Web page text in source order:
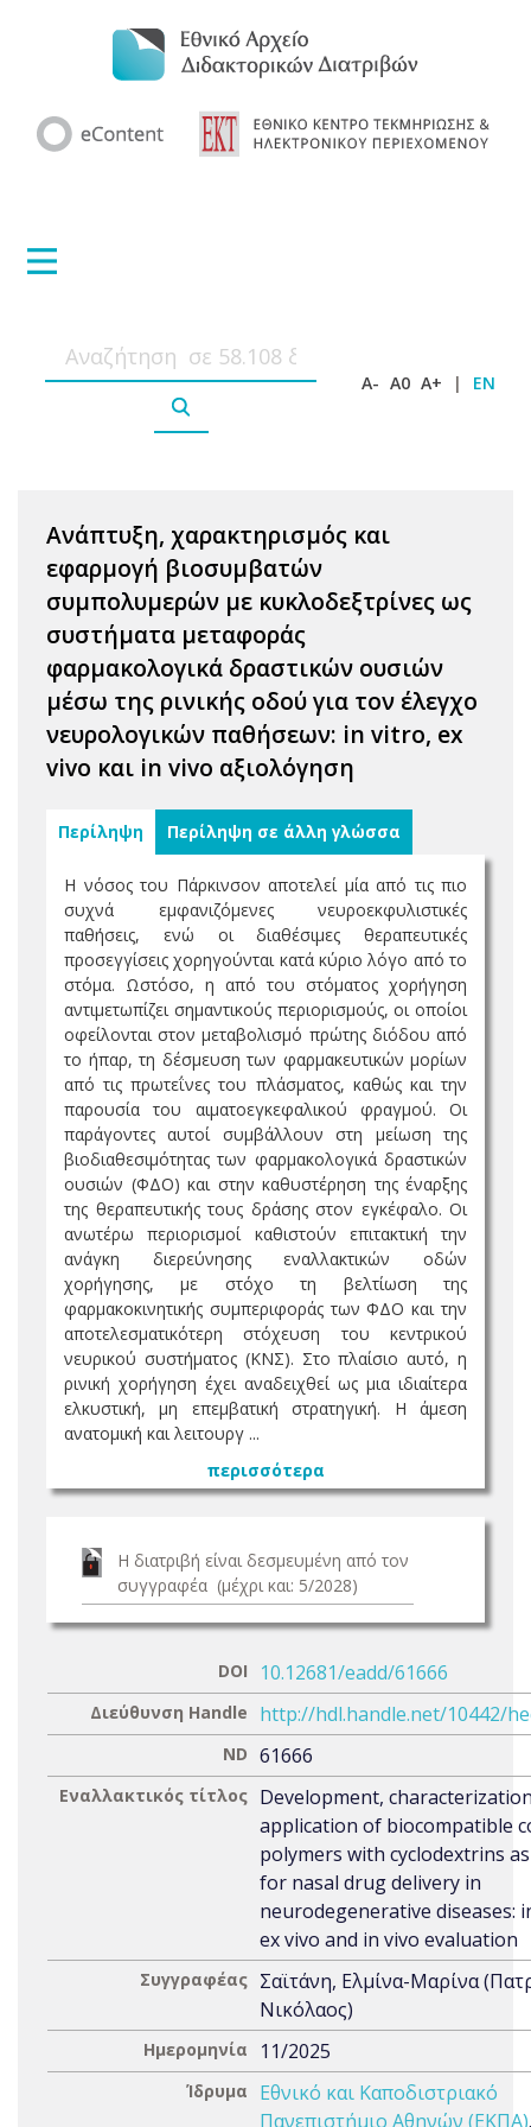
A- A0 A+ | EN
Ανάπτυξη, χαρακτηρισμός και
εφαρμογή βιοσυμβατών
συμπολυμερών με κυκλοδεξτρίνες ως
συστήματα μεταφοράς
φαρμακολογικά δραστικών ουσιών
μέσω της ρινικής οδού για τον έλεγχο
νευρολογικών παθήσεων: in vitro, ex
vivo και in vivo αξιολόγηση
Περίληψη Περίληψη σε άλλη γλώσσα
Η νόσος του Πάρκινσον αποτελεί μία από τις πιο
συχνά εμφανιζόμενες νευροεκφυλιστικές
παθήσεις, ενώ οι διαθέσιμες θεραπευτικές
προσεγγίσεις χορηγούνται κατά κύριο λόγο από το
στόμα. Ωστόσο, η από του στόματος χορήγηση
αντιμετωπίζει σημαντικούς περιορισμούς, οι οποίοι
οφείλονται στον μεταβολισμό πρώτης διόδου από
το ήπαρ, τη δέσμευση των φαρμακευτικών μορίων
από τις πρωτεΐνες του πλάσματος, καθώς και την
παρουσία του αιματοεγκεφαλικού φραγμού. Οι
παράγοντες αυτοί συμβάλλουν στη μείωση της
βιοδιαθεσιμότητας των φαρμακολογικά δραστικών
ουσιών (ΦΔΟ) και στην καθυστέρηση της έναρξης
της θεραπευτικής τους δράσης στον εγκέφαλο. Οι
ανωτέρω περιορισμοί καθιστούν επιτακτική την
ανάγκη διερεύνησης εναλλακτικών οδών
χορήγησης, με στόχο τη βελτίωση της
φαρμακοκινητικής συμπεριφοράς των ΦΔΟ και την
αποτελεσματικότερη στόχευση του κεντρικού
νευρικού συστήματος (ΚΝΣ). Στο πλαίσιο αυτό, η
ρινική χορήγηση έχει αναδειχθεί ως μια ιδιαίτερα
ελκυστική, μη επεμβατική στρατηγική. Η άμεση
ανατομική και λειτουργ ...
περισσότερα
Η διατριβή είναι δεσμευμένη από τον
συγγραφέα (μέχρι και: 5/2028)
DOI 10.12681/eadd/61666
Διεύθυνση Handle http://hdl.handle.net/10442/
ND 61666
Εναλλακτικός τίτλος Development,
application of biocompatible
polymers with cyclodextrins
for nasal drug delivery in
neurodegenerative diseases:
ex vivo and in vivo evaluation
Συγγραφέας Σαϊτάνη, Ελμίνα-Μαρίνα
Νικόλαος)
Ημερομηνία 11/2025
Ίδρυμα
Εθνικό και Καποδιστριακό
Πανεπιστήμιο Αθηνών (ΕΚΠΑ)